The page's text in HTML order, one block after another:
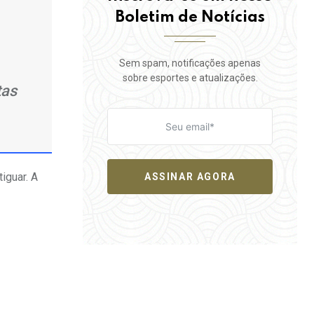
A
Boletim de Notícias
Sem spam, notificações apenas
sobre esportes e atualizações.
ASSINAR AGORA